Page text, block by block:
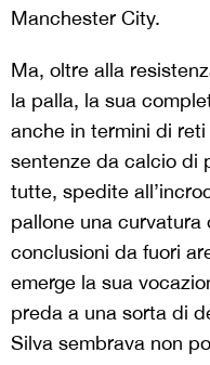
Manchester City.
Ma, oltre alla
la palla, la sua
anche in termini di
sentenze da calcio di
tutte, spedite
pallone una curvatura
conclusioni da fuori
emerge la sua
preda a una sorta di
Silva sembrava non